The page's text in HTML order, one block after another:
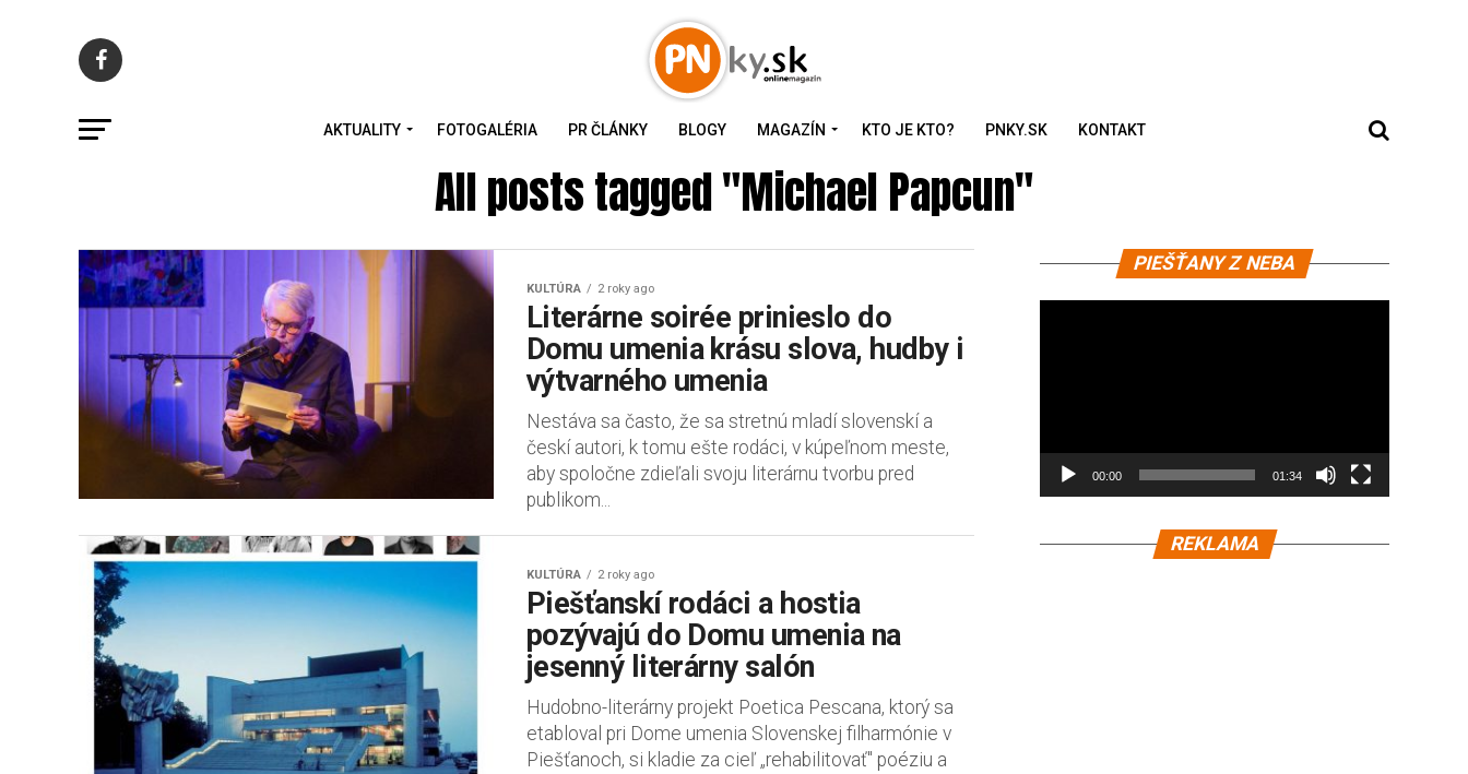
AKTUALITY FOTOGALÉRIA PR ČLÁNKY BLOGY MAGAZÍN KTO JE KTO? PNKY.SK KONTAKT
All posts tagged "Michael Papcun"
KULTÚRA 2 roky ago
Literárne soirée prinieslo do
Domu umenia krásu slova, hudby i
výtvarného umenia
Nestáva sa často, že sa stretnú mladí slovenskí a
českí autori, k tomu ešte rodáci, v kúpeľnom meste,
aby spoločne zdieľali svoju literárnu tvorbu pred
publikom...
KULTÚRA 2 roky ago
Piešťanskí rodáci a hostia
pozývajú do Domu umenia na
jesenný literárny salón
Hudobno-literárny projekt Poetica Pescana, ktorý sa
etabloval pri Dome umenia Slovenskej filharmónie v
Piešťanoch, si kladie za cieľ „rehabilitovať" poéziu a
PIEŠŤANY Z NEBA
prehrávač
00:00 01:34
REKLAMA